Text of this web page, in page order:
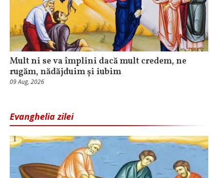
Mult ni se va împlini dacă mult credem, ne
rugăm, nădăjduim și iubim
09 Aug, 2026
Evanghelia zilei